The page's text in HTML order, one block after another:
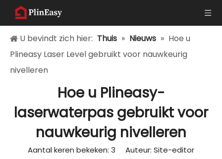
U bevindt zich hier: Thuis » Nieuws » Hoe u
Plineasy Laser Level gebruikt voor nauwkeurig
nivelleren
Hoe u Plineasy-
laserwaterpas gebruikt voor
nauwkeurig nivelleren
Aantal keren bekeken: 3 Auteur: Site-editor